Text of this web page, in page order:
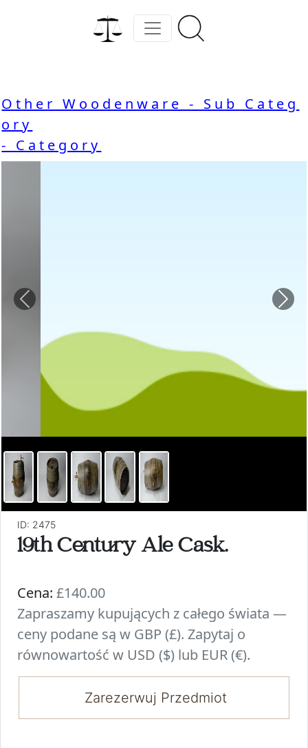
Other Woodenware - Sub Categ
ory
- Category
Previous
ID: 2475
19th Century Ale Cask.
Cena: £140.00
Zapraszamy kupujących z całego świata —
ceny podane są w GBP (£). Zapytaj o
równowartość w USD ($) lub EUR (€).
Zarezerwuj Przedmiot